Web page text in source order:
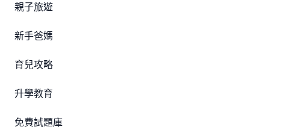
親子旅遊
新手爸媽
育兒攻略
升學教育
免費試題庫